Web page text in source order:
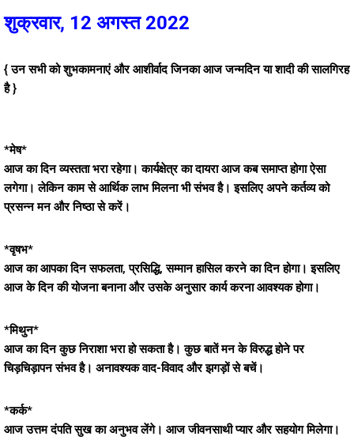
शुक्रवार, 12 अगस्त 2022
{ उन सभी को शुभकामनाएं और आशीर्वाद जिनका आज जन्मदिन या शादी की सालगिरह
है }
*मेष*
आज का दिन व्यस्तता भरा रहेगा। कार्यक्षेत्र का दायरा आज कब समाप्त होगा ऐसा
लगेगा। लेकिन काम से आर्थिक लाभ मिलना भी संभव है। इसलिए अपने कर्तव्य को
प्रसन्न मन और निष्ठा से करें।
*वृषभ*
आज का आपका दिन सफलता, प्रसिद्धि, सम्मान हासिल करने का दिन होगा। इसलिए
आज के दिन की योजना बनाना और उसके अनुसार कार्य करना आवश्यक होगा।
*मिथुन*
आज का दिन कुछ निराशा भरा हो सकता है। कुछ बातें मन के विरुद्ध होने पर
चिड़चिड़ापन संभव है। अनावश्यक वाद-विवाद और झगड़ों से बचें।
*कर्क*
आज उत्तम दंपति सुख का अनुभव लेंगे। आज जीवनसाथी प्यार और सहयोग मिलेगा।